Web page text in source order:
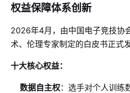
权益保障体系创新
2026年4月，由中国电子竞技协
术、伦理专家制定的白皮书正式发
十大核心权益：
数据自主权：选手对个人训练